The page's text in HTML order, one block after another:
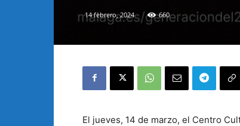
14 febrero, 2024 660
El jueves, 14 de marzo, el Centro